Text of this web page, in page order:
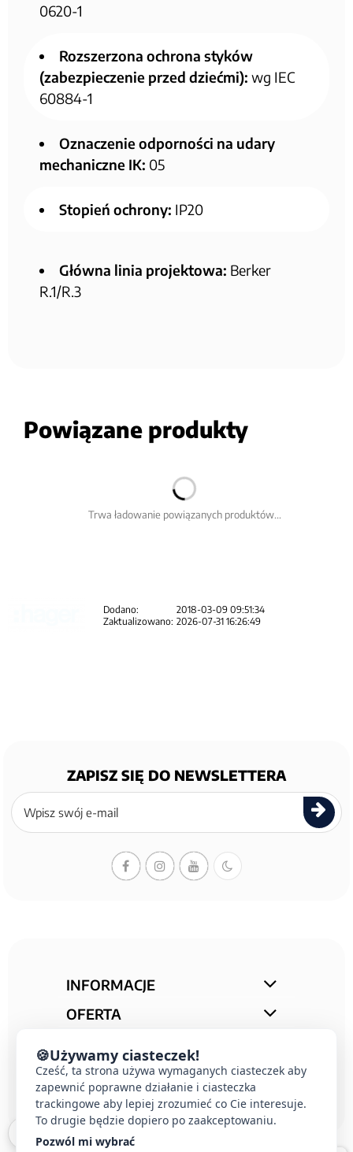
0620-1
Rozszerzona ochrona styków
(zabezpieczenie przed dziećmi): wg IEC
60884-1
Oznaczenie odporności na udary
mechaniczne IK: 05
Stopień ochrony: IP20
Główna linia projektowa: Berker
R.1/R.3
Powiązane produkty
Trwa ładowanie powiązanych produktów...
Dodano:
2018-03-09 09:51:34
Zaktualizowano: 2026-07-31 16:26:49
ZAPISZ SIĘ DO NEWSLETTERA
Zapisz
się
newslettera
INFORMACJE
OFERTA
KONTAKT
🍪Używamy ciasteczek!
Cześć, ta strona używa wymaganych ciasteczek aby
zapewnić poprawne działanie i ciasteczka
trackingowe aby lepiej zrozumieć co Cie interesuje.
To drugie będzie dopiero po zaakceptowaniu.
Pozwól mi wybrać